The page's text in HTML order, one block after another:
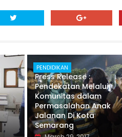
PENDIDIKAN
Press Release :
Pendekatan Melalui
Komunitas dalam
Permasalahan Anak
Jalanan Di Kota
Semarang